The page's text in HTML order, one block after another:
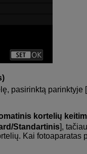
pasirinktą parinktyje [
kortelių
Standartinis],
Kai fotoaparatas